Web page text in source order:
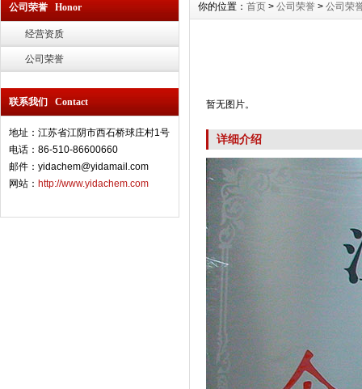
公司荣誉 Honor
经营资质
公司荣誉
联系我们 Contact
地址：江苏省江阴市西石桥球庄村1号
电话：86-510-86600660
邮件：yidachem@yidamail.com
网站： http://www.yidachem.com
你的位置： 首页 > 公司荣誉 > 公司荣
暂无图片。
详细介绍